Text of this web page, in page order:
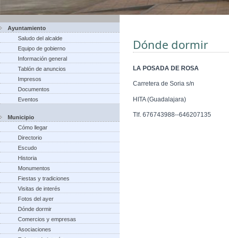
Ayuntamiento
Saludo del alcalde
Equipo de gobierno
Información general
Tablón de anuncios
Impresos
Documentos
Eventos
Municipio
Cómo llegar
Directorio
Escudo
Historia
Monumentos
Fiestas y tradiciones
Visitas de interés
Fotos del ayer
Dónde dormir
Comercios y empresas
Asociaciones
Dónde dormir
LA POSADA DE ROSA
Carretera de Soria s/n
HITA (Guadalajara)
Tlf. 676743988--646207135